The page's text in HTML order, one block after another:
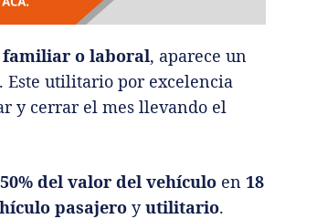
familiar o laboral, aparece un
. Este utilitario por excelencia
y cerrar el mes llevando el
50% del valor del vehículo en 18
pasajero yutilitario.